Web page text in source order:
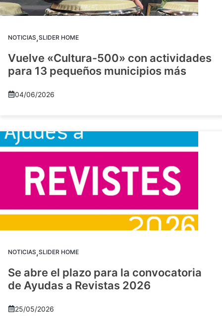
NOTICIAS,SLIDER HOME
Vuelve «Cultura-500» con actividades
para 13 pequeños municipios más
04/06/2026
NOTICIAS,SLIDER HOME
Se abre el plazo para la convocatoria
de Ayudas a Revistas 2026
25/05/2026